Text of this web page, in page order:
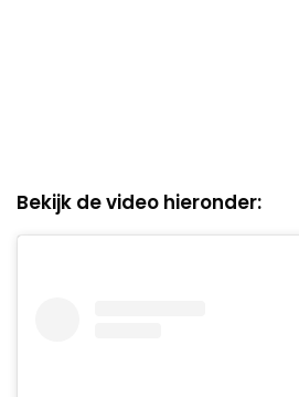
Bekijk de video hieronder: